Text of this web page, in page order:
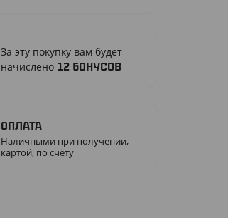
За эту покупку вам будет
начислено 12 бонусов
Оплата
Наличными при получении,
картой, по счёту